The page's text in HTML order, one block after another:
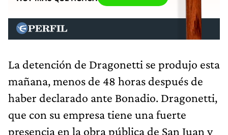
La detención de Dragonetti se produjo esta
mañana, menos de 48 horas después de
haber declarado ante Bonadio. Dragonetti,
que con su empresa tiene una fuerte
presencia en la obra pública de San Juan y